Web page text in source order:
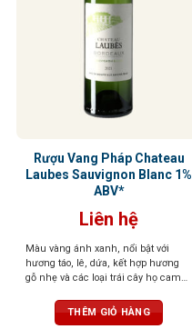
Rượu Vang Pháp Chateau
Laubes Sauvignon Blanc 1%
ABV*
Liên hệ
Màu vàng ánh xanh, nổi bật với
hương táo, lê, dứa, kết hợp hương
gỗ nhẹ và các loại trái cây họ cam
THÊM GIỎ HÀNG